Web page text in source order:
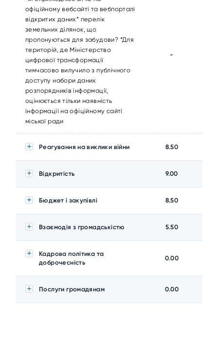
офіційному вебсайті та вебпорталі
відкритих даних* перелік
земельних ділянок, що
пропонуються для забудови? *Для
територій, де Міністерство
цифрової трансформації
тимчасово вилучило з публічного
доступу набори даних
розпорядників інформації,
оцінюється тільки наявність
інформації на офіційному сайті
міської ради
-
Реагування на виклики війни 8.50
Відкритість 9.00
Бюджет і закупівлі 8.50
Взаємодія з громадськістю 5.50
Кадрова політика та
доброчесність
0.00
Послуги громадянам 0.00